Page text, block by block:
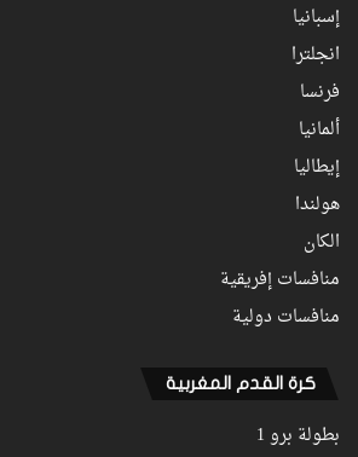
إسبانيا
انجلترا
فرنسا
ألمانيا
إيطاليا
هولندا
الكان
منافسات إفريقية
منافسات دولية
كرة القدم المغربية
بطولة برو 1